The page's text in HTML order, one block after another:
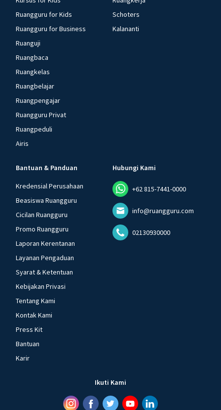
Ruangguru for Kids
Ruangguru for Business
Ruanguji
Ruangbaca
Ruangkelas
Ruangbelajar
Ruangpengajar
Ruangguru Privat
Ruangpeduli
Airis
Schoters
Kalananti
Bantuan & Panduan
Kredensial Perusahaan
Beasiswa Ruangguru
Cicilan Ruangguru
Promo Ruangguru
Laporan Kerentanan
Layanan Pengaduan
Syarat & Ketentuan
Kebijakan Privasi
Tentang Kami
Kontak Kami
Press Kit
Bantuan
Karir
Hubungi Kami
+62 815-7441-0000
info@ruangguru.com
02130930000
Ikuti Kami